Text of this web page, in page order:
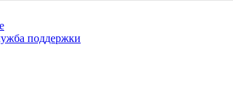
поддержки